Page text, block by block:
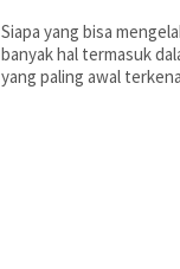
Siapa yang bisa
banyak hal termasuk
yang paling awal